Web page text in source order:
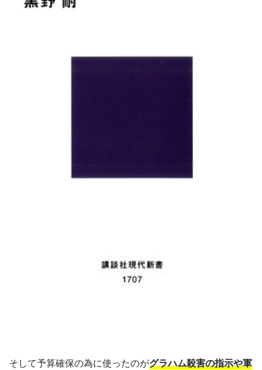
そして予算確保の為に使ったのがグラハム殺害の指示や軍